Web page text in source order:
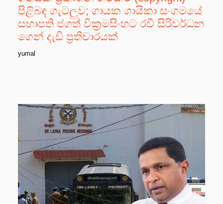
පිළිබඳ ගැටලුව; ගායක ගායිකා සංගමයේ
සභාපති ජගත් වික්‍රමසිංහට රවී සිරිවර්ධන
ගෙන් දැඩි ප්‍රතිචාරයක්
yumal